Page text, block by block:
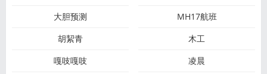
大胆预测
MH17航班
胡絜青
木工
嘎吱嘎吱
凌晨